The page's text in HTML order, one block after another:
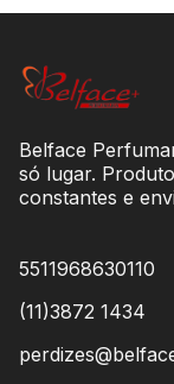
Belface
só lugar.
constantes e
5511968630110
(11)3872 1434